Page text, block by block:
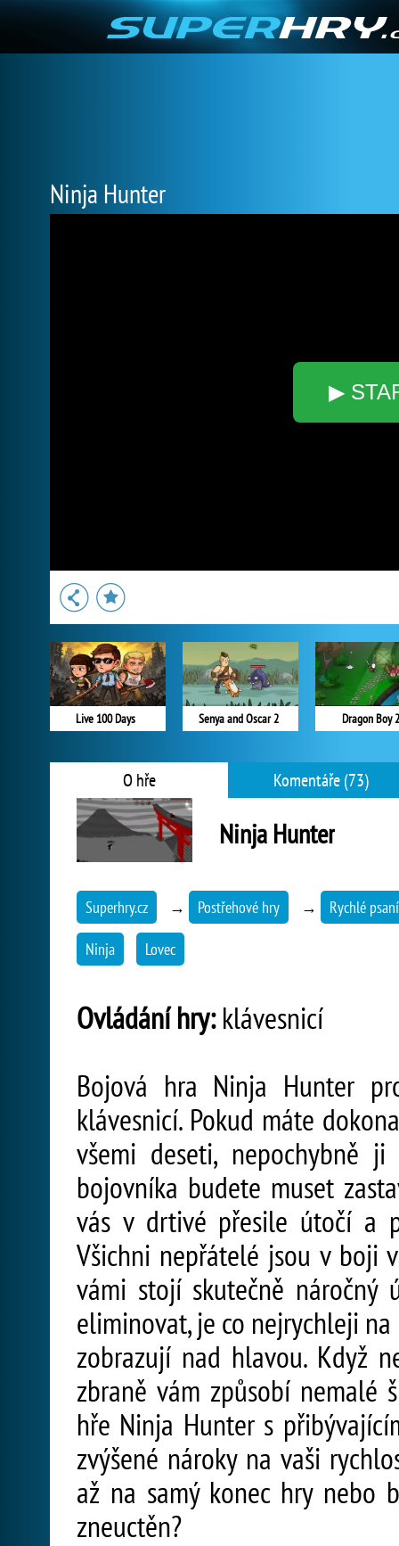
Ninja Hunter
▶
Live 100 Days Senya and Oscar 2 Dragon Boy 2
O hře Komentáře (73)
Ninja Hunter
Superhry.cz → Postřehové hry → Rychlé psaní
Ninja Lovec
Ovládání hry:klávesnicí
Bojová hra Ninja Hunter
klávesnicí. Pokud máte
všemi deseti, nepochybně
bojovníka budete muset
vás v drtivé přesile útočí a
Všichni nepřátelé jsou v boji
vámi stojí skutečně náročný
eliminovat, je co nejrychleji
zobrazují nad hlavou. Když
zbraně vám způsobí nemalé
hře Ninja Hunter s
zvýšené nároky na vaši
až na samý konec hry nebo
zneuctěn?